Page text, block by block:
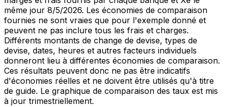
même jour 8/5/2026. Les économies de comparaison
fournies ne sont vraies que pour l'exemple donné et
peuvent ne pas inclure tous les frais et charges.
Différents montants de change de devise, types de
devise, dates, heures et autres facteurs individuels
donneront lieu à différentes économies de comparaison.
Ces résultats peuvent donc ne pas être indicatifs
d'économies réelles et ne doivent être utilisés qu'à titre
de guide. Le graphique de comparaison des taux est mis
à jour trimestriellement.